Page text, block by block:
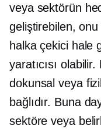
veya sektörün
geliştirebilen, onu
halka çekici hale
yaratıcısı
dokunsal veya
bağlıdır. Buna
sektöre veya